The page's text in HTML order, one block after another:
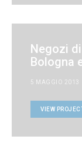
Negozi
Bologna
5 MAGGIO 2013
VIEW